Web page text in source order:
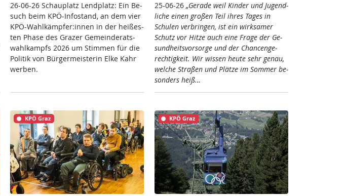
26-06-26 Schau­platz Lend­platz: Ein Be­
such beim KPÖ-In­fo­stand, an dem vier
KPÖ-Wahl­kämp­fer:in­nen in der hei­ßes­
ten Pha­se des Gra­zer Ge­mein­de­rats­
wahl­kampfs 2026 um Stim­men für die
Po­li­tik von Bür­ger­meis­te­rin El­ke Kahr
wer­ben.
25-06-26 „Ge­ra­de weil Kin­der und Ju­gend­
li­che ei­nen gro­ßen Teil ih­res Ta­ges in
Schu­len ver­brin­gen, ist ein wirk­sa­mer
Schutz vor Hit­ze auch ei­ne Fra­ge der Ge­
sund­heits­vor­sor­ge und der Chan­cen­ge­
rech­tig­keit. Wir wis­sen heu­te sehr ge­nau,
wel­che Stra­ßen und Plät­ze im Som­mer be­
son­ders heiß…
KPÖ Graz KPÖ Graz